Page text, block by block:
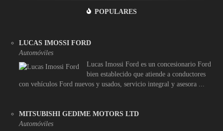
POPULARES
LUCAS IMOSSI FORD
Automóviles
Lucas Imossi Ford es un concesionario Ford
bien establecido que atiende a conductores
con vehículos Ford nuevos y usados, servicio integral y asesora ...
MITSUBISHI GEDIME MOTORS LTD
Automóviles